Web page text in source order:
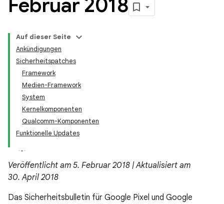
Februar 2018
Auf dieser Seite
Ankündigungen
Sicherheitspatches
Framework
Medien-Framework
System
Kernelkomponenten
Qualcomm-Komponenten
Funktionelle Updates
Veröffentlicht am 5. Februar 2018 | Aktualisiert am
30. April 2018
Das Sicherheitsbulletin für Google Pixel und Google